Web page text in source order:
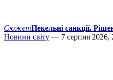
СюжетПекельні санкції.
Новини світу — 7 серпня 2026,